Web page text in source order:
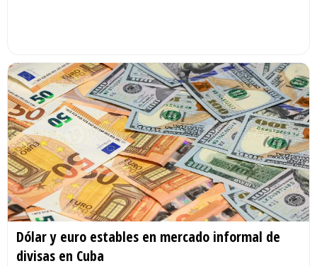
Dólar y euro estables en mercado informal de
divisas en Cuba